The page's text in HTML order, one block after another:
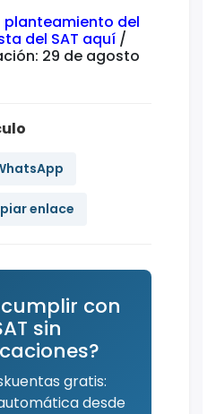
planteamiento del
del SAT aquí /
29 de agosto
enlace
con
sin
gratis:
desde